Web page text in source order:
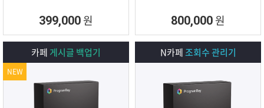
399,000 원 800,000 원
카페 게시글 백업기
NEW
N카페조회수 관리기